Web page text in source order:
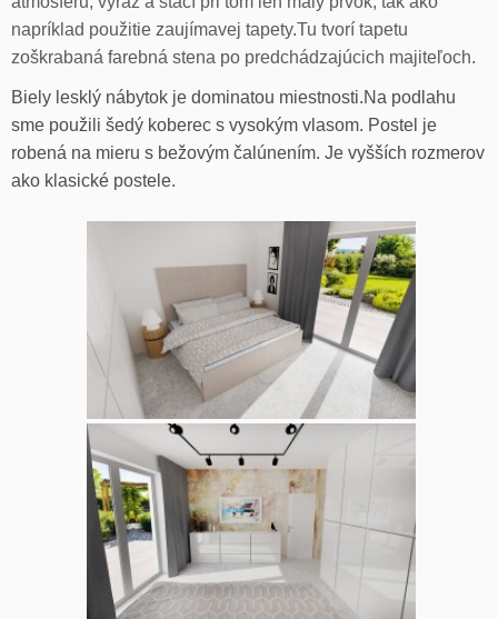
napríklad použitie zaujímavej tapety.Tu tvorí tapetu
zoškrabaná farebná stena po predchádzajúcich majiteľoch.
Biely lesklý nábytok je dominatou miestnosti.Na podlahu
sme použili šedý koberec s vysokým vlasom. Postel je
robená na mieru s bežovým čalúnením. Je vyšších rozmerov
ako klasické postele.